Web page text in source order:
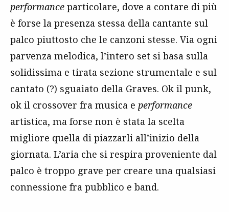
performance particolare, dove a contare di più
è forse la presenza stessa della cantante sul
palco piuttosto che le canzoni stesse. Via ogni
parvenza melodica, l’intero set si basa sulla
solidissima e tirata sezione strumentale e sul
cantato (?) sguaiato della Graves. Ok il punk,
ok il crossover fra musica e performance
artistica, ma forse non è stata la scelta
migliore quella di piazzarli all’inizio della
giornata. L’aria che si respira proveniente dal
palco è troppo grave per creare una qualsiasi
connessione fra pubblico e band.